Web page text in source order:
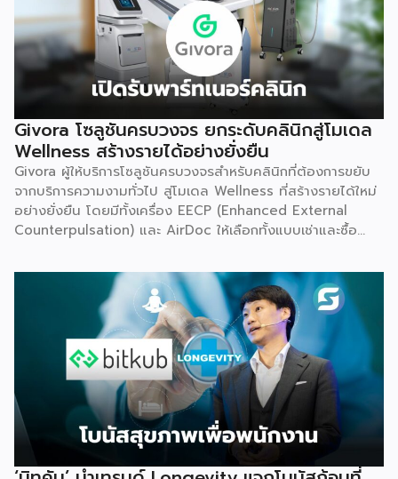
Givora โซลูชันครบวงจร ยกระดับคลินิกสู่โมเดล
Wellness สร้างรายได้อย่างยั่งยืน
Givora ผู้ให้บริการโซลูชันครบวงจรสำหรับคลินิกที่ต้องการขยับ
จากบริการความงามทั่วไป สู่โมเดล Wellness ที่สร้างรายได้ใหม่
อย่างยั่งยืน โดยมีทั้งเครื่อง EECP (Enhanced External
Counterpulsation) และ AirDoc ให้เลือกทั้งแบบเช่าและซื้อ
ธุรกิจใหม่ พร้อมทีมช่างที่คอยดูแลตรวจเช็กเครื่องมืออย่าง
สม่ำเสมอ ให้มั่นใจได้ว่าอุปกรณ์ทำงานอย่างมีประสิทธิภาพตลอด
อายุการใช้งาน เหมาะสำหรับคลินิกที่ต้องการสร้างรายได้เพิ่ม โดย
ไม่ต้องใช้เงินก้อนใหญ่ตั้งแต่วันแรก จุดเริ่มต้น มองเห็นกับดักที่
ทำให้อุตสาหกรรมสุขภาพ-ความงามไปไม่ถึงเป้าหมาย Givora
ไม่ได้เริ่มต้นจากการขายเครื่องมือเพียงอย่างเดียว แต่เกิดจากการ
มองเห็นว่าผู้ประกอบการจำนวนมากที่ตั้งใจอยากขยายธุรกิจสู่
Wellness กลับติดกับดักซ้ำ ๆ 3 เรื่องหลัก จนไปไม่ถึงเป้าหมาย
ที่วางไว้ ได้แก่ การไม่มีความรู้และขาดความเชี่ยวชาญเฉพาะด้าน
การไม่มีฐานลูกค้าเพราะการตลาดไม่ตรงกลุ่ม และการเริ่มต้นผิด
จุดทั้งเรื่องเครื่องมือ ระบบ และราคา Givora จึงออกแบบ